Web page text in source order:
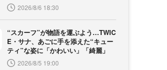
2026/8/6 18:30
“スカーフ”が物語を運ぶよう…TWIC
E・サナ、あごに手を添えた“キュー
ティ”な姿に「かわいい」「綺麗」
2026/8/5 19:00